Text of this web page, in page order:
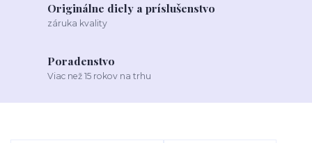
Originálne diely a príslušenstvo
záruka kvality
Poradenstvo
Viac než 15 rokov na trhu